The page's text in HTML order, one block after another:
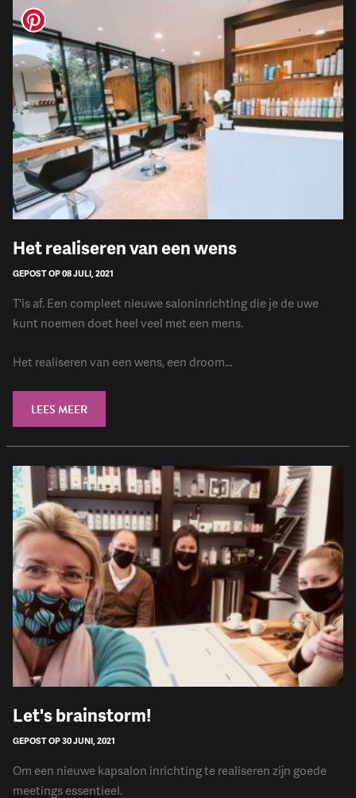
Het realiseren van een wens
GEPOST OP 08 JULI, 2021
T'is af. Een compleet nieuwe saloninrichting die je de uwe
kunt noemen doet heel veel met een mens.
Het realiseren van een wens, een droom...
LEES MEER
​Let's brainstorm!
GEPOST OP 30 JUNI, 2021
Om een nieuwe kapsalon inrichting te realiseren zijn goede
meetings essentieel.